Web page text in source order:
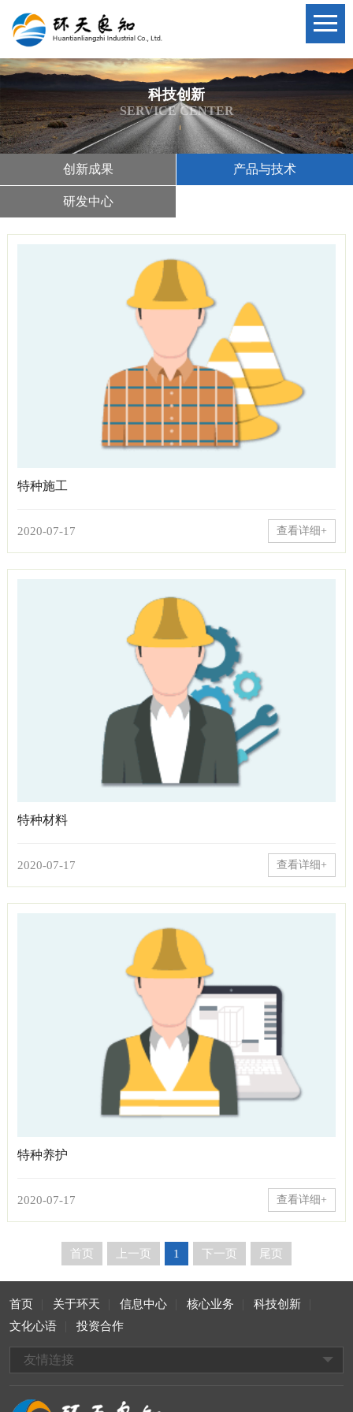
科技创新
SERVICE CENTER
创新成果 产品与技术
研发中心
特种施工
2020-07-17 查看详细+
特种材料
2020-07-17 查看详细+
特种养护
2020-07-17 查看详细+
首页 上一页 1 下一页 尾页
首页 关于环天 信息中心 核心业务
科技创新
文化心语
投资合作
友情连接